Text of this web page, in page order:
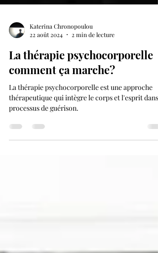
Katerina Chronopoulou
22 août 2024
2 min de lecture
La thérapie psychocorporelle
comment ça marche?
La thérapie psychocorporelle est une approche